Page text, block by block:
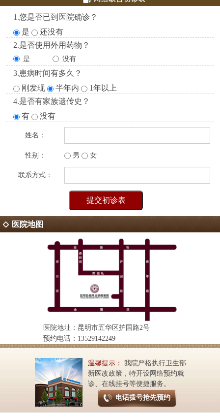
1.您是否已到医院确诊？
是
还没有
2.是否使用外用药物？
是 没有
3.患病时间有多久？
刚发现
半年内
1年以上
4.是否有家族遗传史？
有
没有
姓名：
性别： 男 女
联系方式：
医院地图
医院地址：昆明市五华区护国路2号
预约电话：13529142249
温馨提示：
我院严格执行卫生部
新医改政策，特开设网络预约就
诊、在线挂号等便捷服务。
电话拨号抢先预约